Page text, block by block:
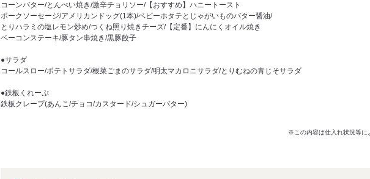
コーンバター/とんぺい焼き/激辛チョリソー/【おすすめ】ハニートースト
ポークソーセージ/アメリカンドッグ(1本)/ベビーホタテとじゃがいものバター醤油/
とりハラミの塩レモン炒め/つくね照り焼きチーズ/【定番】にんにくオイル焼き
ベーコンステーキ/豚タン串焼き/黒豚餃子
●サラダ
コールスロー/ポテトサラダ/根菜ごまのサラダ/明太マカロニサラダ/とりむねの青じそサラダ
●鉄板くれーぷ
鉄板クレープ(あんこ/チョコ/カスタード/シュガーバター)
※この内容は仕入れ状況等に